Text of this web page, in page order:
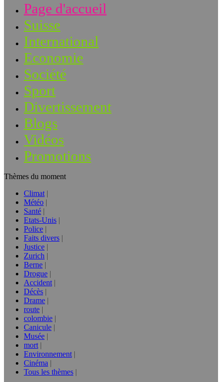
Page d'accueil
Suisse
International
Economie
Société
Sport
Divertissement
Blogs
Vidéos
Promotions
Thèmes du moment
Climat
Météo
Santé
Etats-Unis
Police
Faits divers
Justice
Zurich
Berne
Drogue
Accident
Décès
Drame
route
colombie
Canicule
Musée
mort
Environnement
Cinéma
Tous les thèmes